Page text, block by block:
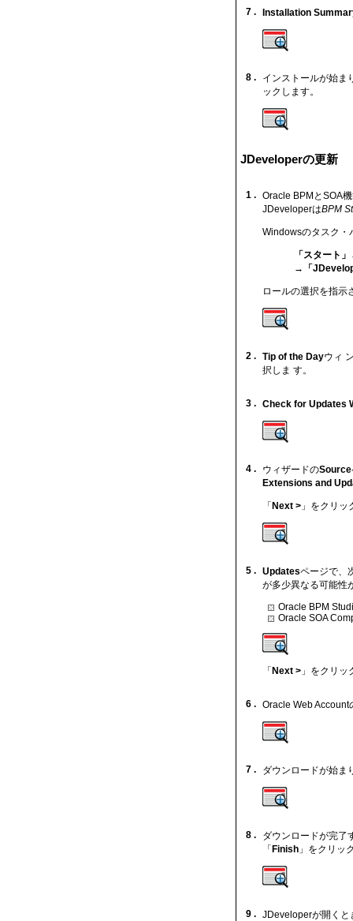
7 . Installation
8 .
インストールが始ま
ックします。
JDeveloperの更新
1 . Oracle BPMとSOA
JDeveloperはBPM
Windowsのタスク・
「スタート
→「
ロールの選択を指示
2 . Tip of the Dayウィ
択しま す。
3 . Check for Updates
4 . ウィザードのSource
Extensions and
「Next > 」をクリッ
5 . Updatesページで、
が多少異なる可能性
Oracle BPM
Oracle SOA
「Next > 」をクリッ
6 . Oracle Web Account
7 . ダウンロードが始ま
8 .
ダウンロードが完了
「Finish 」をクリッ
9 . JDeveloperが開くと